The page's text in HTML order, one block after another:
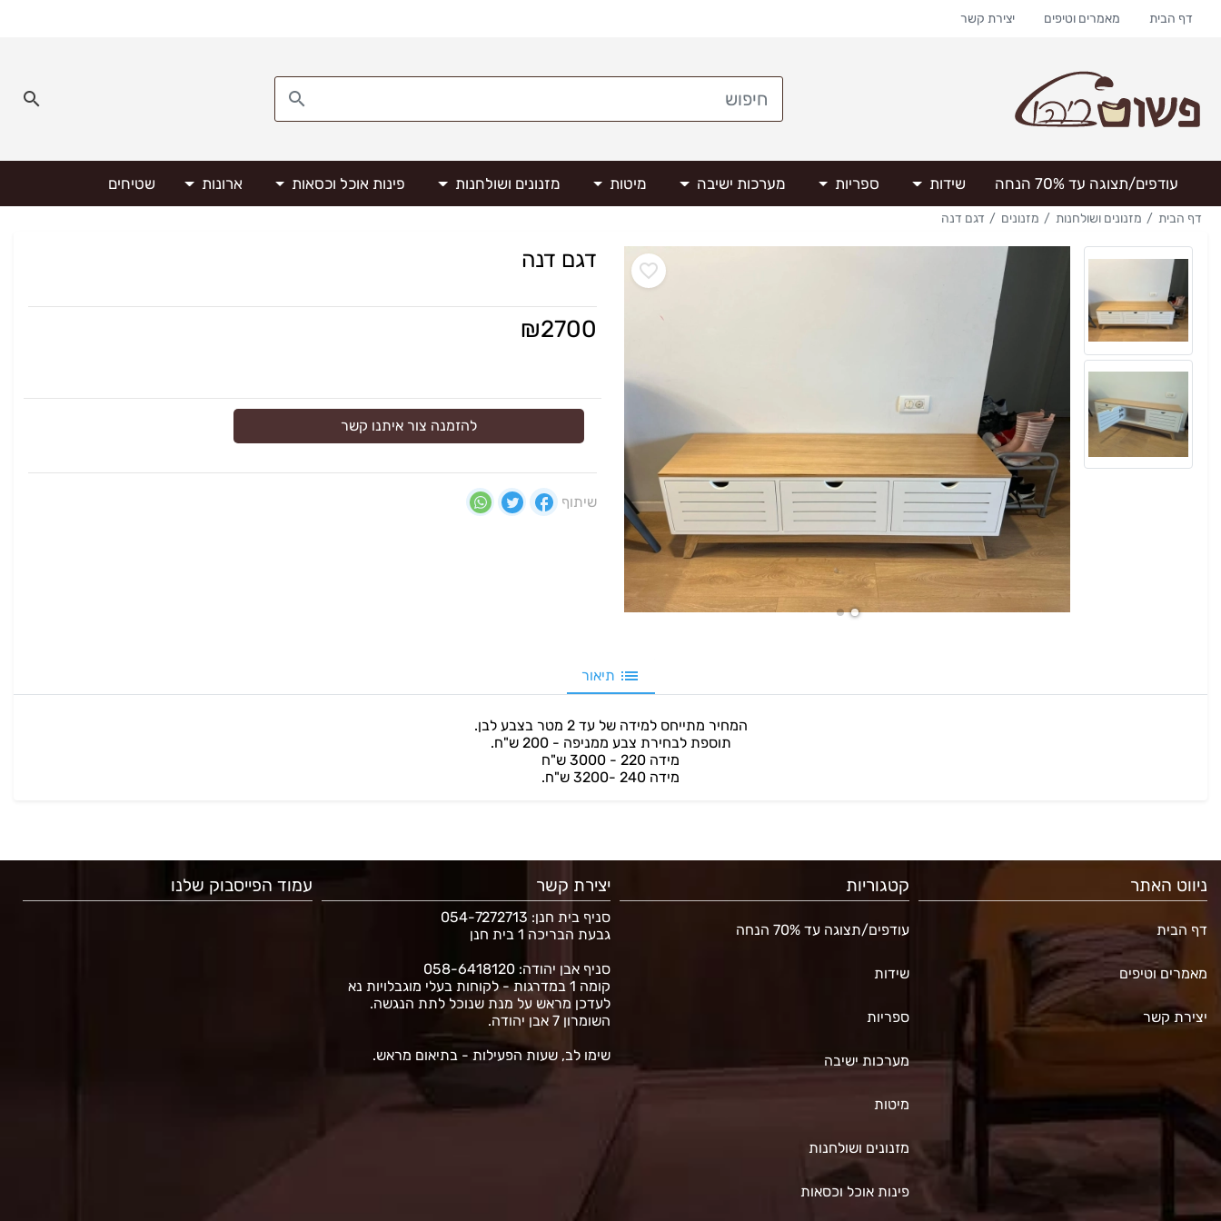
דף הבית מאמרים וטיפים יצירת קשר
עודפים/תצוגה עד 70% הנחה שידות ספריות מערכות ישיבה מיטות מזנונים ושולחנות פינות אוכל וכסאות ארונות שטיחים
דף הבית מזנונים ושולחנות מזנונים דגם דנה
דגם דנה
₪2700
להזמנה צור איתנו קשר
שיתוף
תיאור
המחיר מתייחס למידה של עד 2 מטר בצבע לבן.
תוספת לבחירת צבע ממניפה - 200 ש"ח.
מידה 220 - 3000 ש"ח
מידה 240 -3200 ש"ח.
ניווט האתר
דף הבית
מאמרים וטיפים
יצירת קשר
קטגוריות
עודפים/תצוגה עד 70% הנחה
שידות
ספריות
מערכות ישיבה
מיטות
מזנונים ושולחנות
פינות אוכל וכסאות
יצירת קשר
סניף בית חנן: 054-7272713
גבעת הבריכה 1 בית חנן
סניף אבן יהודה: 058-6418120
קומה 1 במדרגות - לקוחות בעלי מוגבלויות נא
לעדכן מראש על מנת שנוכל לתת הנגשה.
השומרון 7 אבן יהודה.
שימו לב, שעות הפעילות - בתיאום מראש.
עמוד הפייסבוק שלנו